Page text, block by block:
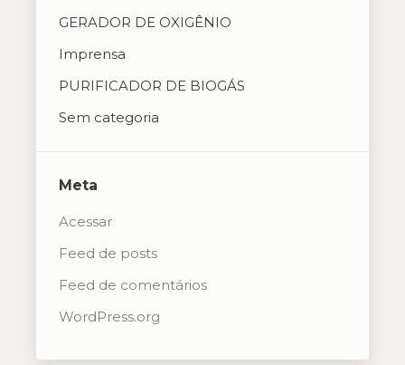
GERADOR DE OXIGÊNIO
Imprensa
PURIFICADOR DE BIOGÁS
Sem categoria
Meta
Acessar
Feed de posts
Feed de comentários
WordPress.org